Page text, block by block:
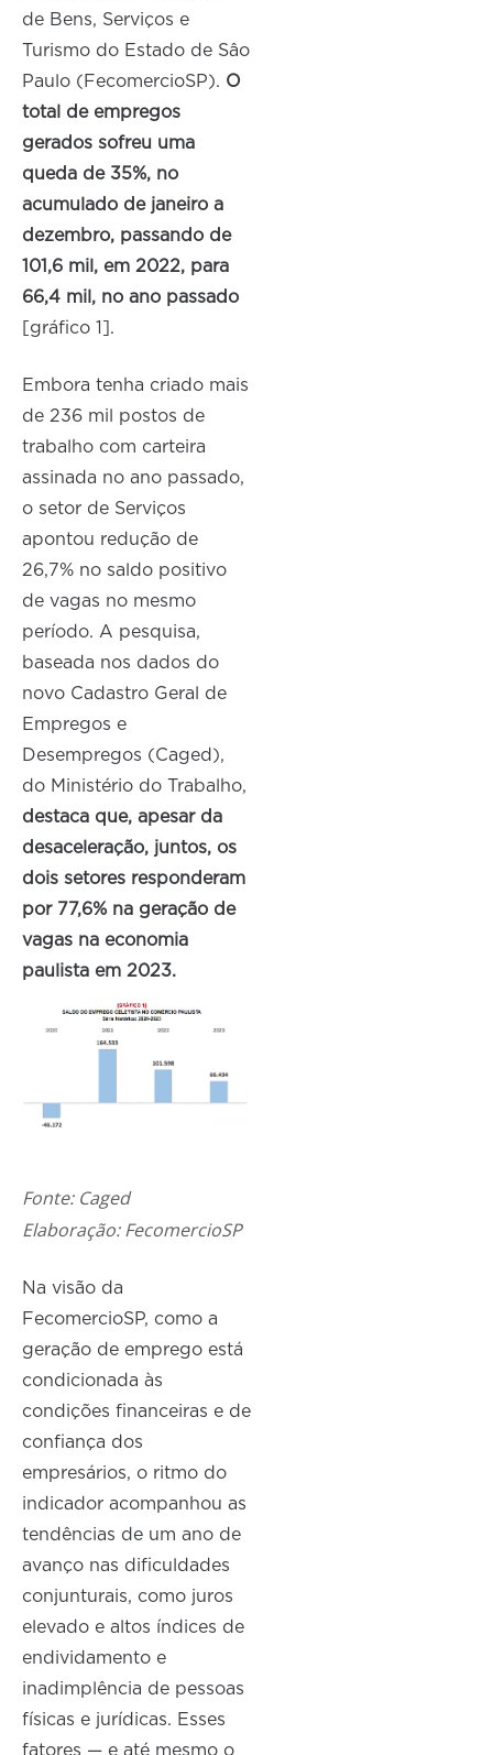
de Bens, Serviços e
Turismo do Estado de Sâo
Paulo (FecomercioSP). O
total de empregos
gerados sofreu uma
queda de 35%, no
acumulado de janeiro a
dezembro, passando de
101,6 mil, em 2022, para
66,4 mil, no ano passado
[gráfico 1].
Embora tenha criado mais
de 236 mil postos de
trabalho com carteira
assinada no ano passado,
o setor de Serviços
apontou redução de
26,7% no saldo positivo
de vagas no mesmo
período. A pesquisa,
baseada nos dados do
novo Cadastro Geral de
Empregos e
Desempregos (Caged),
do Ministério do Trabalho,
destaca que, apesar da
desaceleração, juntos, os
dois setores responderam
por 77,6% na geração de
vagas na economia
paulista em 2023.
Fonte: Caged
Elaboração: FecomercioSP
Na visão da
FecomercioSP, como a
geração de emprego está
condicionada às
condições financeiras e de
confiança dos
empresários, o ritmo do
indicador acompanhou as
tendências de um ano de
avanço nas dificuldades
conjunturais, como juros
elevado e altos índices de
endividamento e
inadimplência de pessoas
físicas e jurídicas. Esses
fatores — e até mesmo o